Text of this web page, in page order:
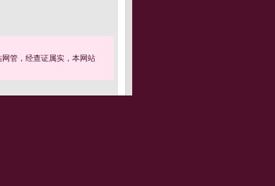
管，经查证属实，本网站